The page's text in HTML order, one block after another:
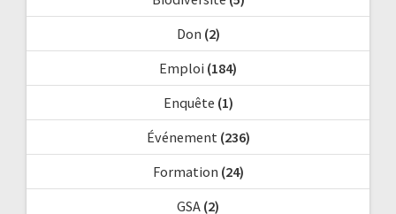
Don (2)
Emploi (184)
Enquête (1)
Événement (236)
Formation (24)
GSA (2)